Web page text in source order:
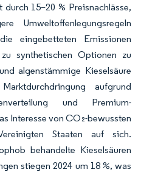
15–20 % Preisnachlässe,
Umweltoffenlegungsregeln
eingebetteten Emissionen
synthetischen Optionen zu
algenstämmige Kieselsäure
aufgrund
und Premium-
Interesse von CO₂-bewussten
Staaten auf sich.
behandelte Kieselsäuren
stiegen 2024 um 18 %, was